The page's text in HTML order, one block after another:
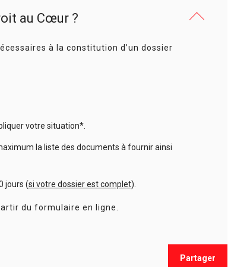
au Cœur ?
à la constitution d’un dossier
votre situation*.
la liste des documents à fournir ainsi
jours (si votre dossier est complet).
du formulaire en ligne.
Partager